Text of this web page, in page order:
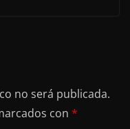
no será publicada.
con *